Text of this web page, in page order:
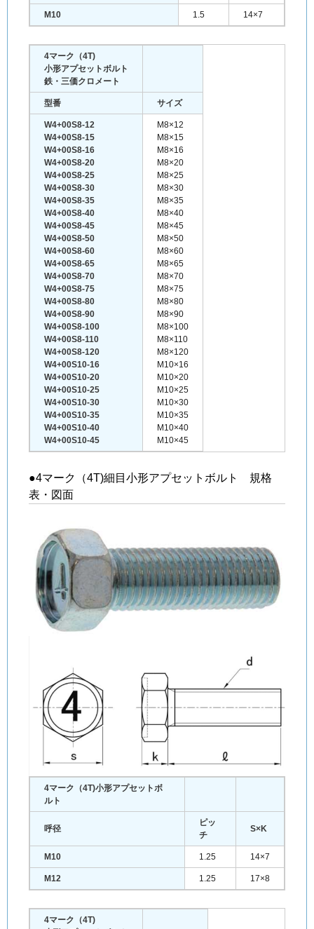
M10 1.5 14×7
4マーク（4T)
小形アプセットボルト
鉄・三価クロメート
型番 サイズ
W4+00S8-12
W4+00S8-15
W4+00S8-16
W4+00S8-20
W4+00S8-25
W4+00S8-30
W4+00S8-35
W4+00S8-40
W4+00S8-45
W4+00S8-50
W4+00S8-60
W4+00S8-65
W4+00S8-70
W4+00S8-75
W4+00S8-80
W4+00S8-90
W4+00S8-100
W4+00S8-110
W4+00S8-120
W4+00S10-16
W4+00S10-20
W4+00S10-25
W4+00S10-30
W4+00S10-35
W4+00S10-40
W4+00S10-45
M8×12
M8×15
M8×16
M8×20
M8×25
M8×30
M8×35
M8×40
M8×45
M8×50
M8×60
M8×65
M8×70
M8×75
M8×80
M8×90
M8×100
M8×110
M8×120
M10×16
M10×20
M10×25
M10×30
M10×35
M10×40
M10×45
●4マーク（4T)細目小形アプセットボルト 規格
表・図面
4マーク（4T)小形アプセットボ
ルト
呼径
ピッ
チ
S×K
M10 1.25 14×7
M12 1.25 17×8
4マーク（4T)